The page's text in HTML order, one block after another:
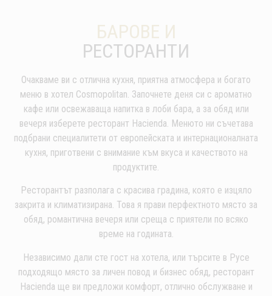
БАРОВЕ И
РЕСТОРАНТИ
Очакваме ви с отлична кухня, приятна атмосфера и богато
меню в хотел Cosmopolitan. Започнете деня си с ароматно
кафе или освежаваща напитка в лоби бара, а за обяд или
вечеря изберете ресторант Hacienda. Менюто ни съчетава
подбрани специалитети от европейската и интернационалната
кухня, приготвени с внимание към вкуса и качеството на
продуктите.
Ресторантът разполага с красива градина, която е изцяло
закрита и климатизирана. Това я прави перфектното място за
обяд, романтична вечеря или среща с приятели по всяко
време на годината.
Независимо дали сте гост на хотела, или търсите в Русе
подходящо място за личен повод и бизнес обяд, ресторант
Hacienda ще ви предложи комфорт, отлично обслужване и